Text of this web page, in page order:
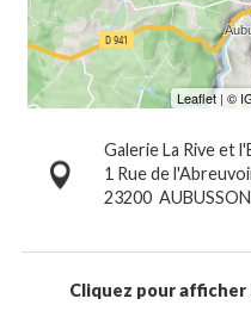
Galerie La Rive et
1 Rue de
23200 AUBUSSON
Cliquez pour afficher